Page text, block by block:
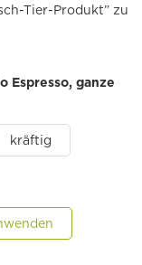
Tier-Produkt” zu
Espresso, ganze
kräftig